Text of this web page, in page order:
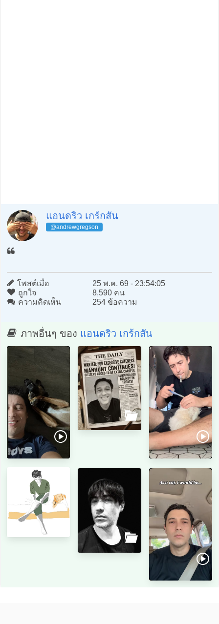
แอนดริว เกร้กสัน
@andrewgregson
โพสต์เมื่อ
25 พ.ค. 69 - 23:54:05
ถูกใจ
8,590 คน
ความคิดเห็น
254 ข้อความ
ภาพอื่นๆ ของ แอนดริว เกร้กสัน